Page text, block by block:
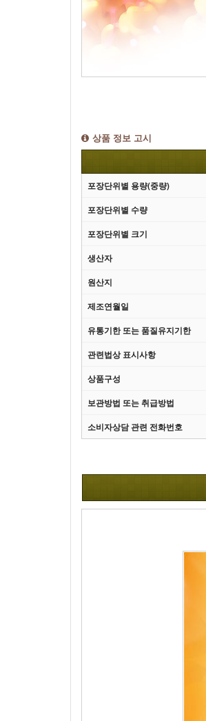
상품 정보 고시
포장단위별 용량(중량)
포장단위별 수량
포장단위별 크기
생산자
원산지
제조연월일
유통기한 또는 품질유지기한
관련법상 표시사항
상품구성
보관방법 또는 취급방법
소비자상담 관련 전화번호